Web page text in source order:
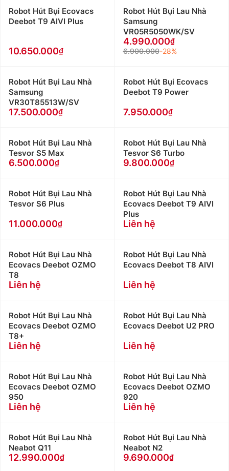
Robot Hút Bụi Ecovacs
Deebot T9 AIVI Plus
10.650.000
Robot Hút Bụi Lau Nhà
Samsung
VR05R5050WK/SV
4.990.000
6.900.000-28%
Robot Hút Bụi Lau Nhà
Samsung
VR30T85513W/SV
17.500.000
Robot Hút Bụi Ecovacs
Deebot T9 Power
7.950.000
Robot Hút Bụi Lau Nhà
Tesvor S5 Max
6.500.000
Robot Hút Bụi Lau Nhà
Tesvor S6 Turbo
9.800.000
Robot Hút Bụi Lau Nhà
Tesvor S6 Plus
11.000.000
Robot Hút Bụi Lau Nhà
Ecovacs Deebot T9 AIVI
Plus
Liên hệ
Robot Hút Bụi Lau Nhà
Ecovacs Deebot OZMO
T8
Liên hệ
Robot Hút Bụi Lau Nhà
Ecovacs Deebot T8 AIVI
Liên hệ
Robot Hút Bụi Lau Nhà
Ecovacs Deebot OZMO
T8+
Liên hệ
Robot Hút Bụi Lau Nhà
Ecovacs Deebot U2 PRO
Liên hệ
Robot Hút Bụi Lau Nhà
Ecovacs Deebot OZMO
950
Liên hệ
Robot Hút Bụi Lau Nhà
Ecovacs Deebot OZMO
920
Liên hệ
Robot Hút Bụi Lau Nhà
Neabot Q11
12.990.000
Robot Hút Bụi Lau Nhà
Neabot N2
9.690.000